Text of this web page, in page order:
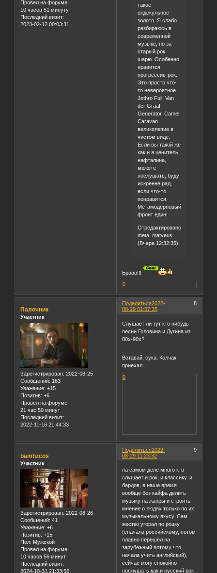
Провел на форуме:
10 часов 51 минуту
Последний визит:
2023-02-12 00:03:31
такое
олдскульное
золото. Я слабо
разбираюсь в
современной
музыке, но за
старый рок
шарю. Особенно
нравится
прогрессив-рок.
Это просто что-
то невероятное.
Jethro Full, Van
der Graaf
Generator, Camel,
Caravan
великолепие в
чистом виде.
Если вы такой же
как и я ценитель
нафталина,
можете
послушать, буду
искренне рад,
если что-то
понравится.
Метамодерновый
фронт един!
Отредактировано
meta_matveus
(Вчера 12:32:35)
Браво!!!
0
Поделиться 8
2022-
08-29 01:57:35
Палочник
Участник
Зарегистрирован: 2022-08-25
Сообщений: 163
Уважение: +15
Позитив: +6
Провел на форуме:
21 час 50 минут
Последний визит:
2022-11-16 21:44:33
Слушает ли тут кто нибудь
песни Головина и Дугина из
80х-90х?
Вставай, сука, Колчак
приехал
0
Поделиться 9
2022-
08-29 11:23:32
bamhzcos
Участник
Зарегистрирован: 2022-08-26
Сообщений: 41
Уважение: +6
Позитив: +15
Пол: Мужской
Провел на форуме:
10 часов 56 минут
Последний визит:
2024-10-31 21:33:56
на самом деле много кто
слушает и рок, и классику, и
бардов, в наше время
вообще без кайфа делить
музыку на жанры и строить
мнение о людях только по их
музыкальному вкусу. Сам
жестко угорал по роцку
(сначала российскому, потом
плавно перешёл на
зарубежный потому что
начала учить английский),
сейчас могу спокойно
послушать как и русский рок